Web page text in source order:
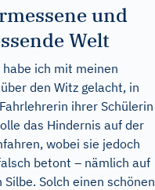
und
Welt
habe ich mit meinen
den Witz gelacht, in
ihrer Schülerin
das Hindernis auf der
wobei sie jedoch
betont – nämlich auf
Solch einen schönen